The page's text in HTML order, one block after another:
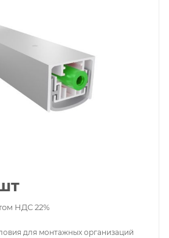
НДС 22%
для монтажных организаций